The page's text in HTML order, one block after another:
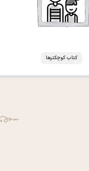
کتاب کوچکترها